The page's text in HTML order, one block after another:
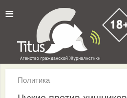
≡
Политика